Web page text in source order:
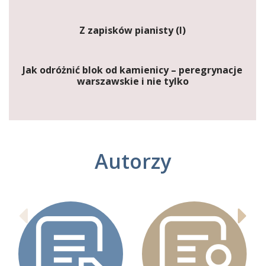
Z zapisków pianisty (I)
Jak odróżnić blok od kamienicy – peregrynacje
warszawskie i nie tylko
Autorzy